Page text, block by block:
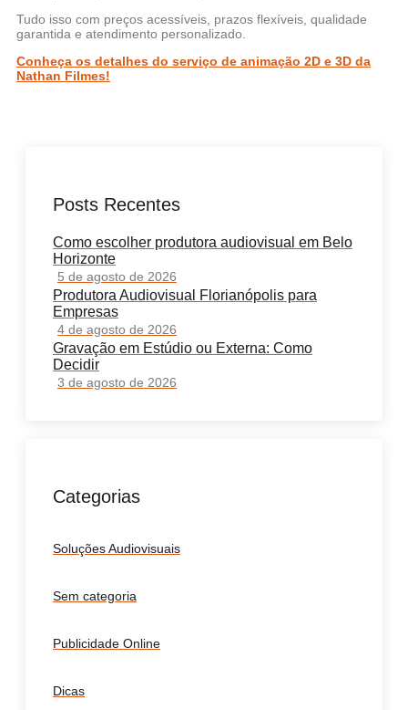
Tudo isso com preços acessíveis, prazos flexíveis, qualidade
garantida e atendimento personalizado.
Conheça os detalhes do serviço de animação 2D e 3D da
Nathan Filmes!
Posts Recentes
Como escolher produtora audiovisual em Belo
Horizonte
5 de agosto de 2026
Produtora Audiovisual Florianópolis para
Empresas
4 de agosto de 2026
Gravação em Estúdio ou Externa: Como
Decidir
3 de agosto de 2026
Categorias
Soluções Audiovisuais
Sem categoria
Publicidade Online
Dicas